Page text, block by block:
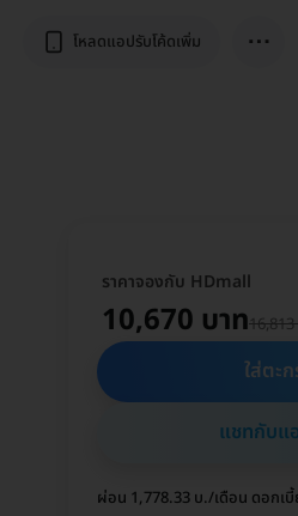
โหลดแอปรับโค้ดเพิ่ม ⋯
ราคาจองกับ HDmall
10,670 บาท
ใส่ตะก
แชทกับแ
ผ่อน 1,778.33 บ./เดือน ดอกเบี้